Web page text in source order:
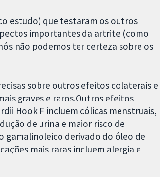
estudo) que testaram os outros
importantes da artrite (como
não podemos ter certeza sobre os
sobre outros efeitos colaterais e
graves e raros.Outros efeitos
Hook F incluem cólicas menstruais,
de urina e maior risco de
gamalinoleico derivado do óleo de
mais raras incluem alergia e